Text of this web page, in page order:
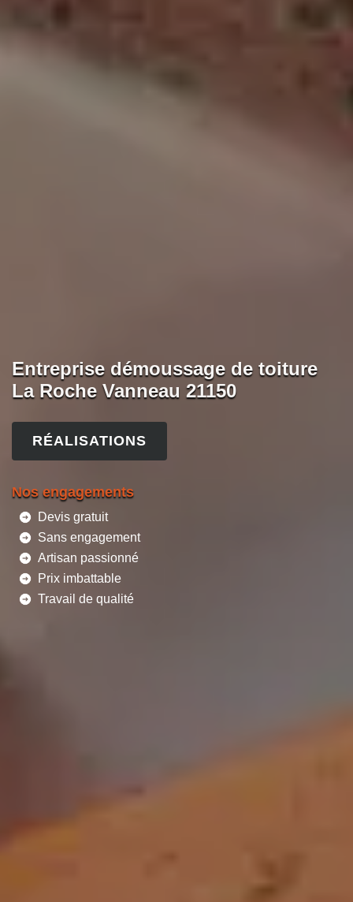
Entreprise démoussage de toiture
La Roche Vanneau 21150
RÉALISATIONS
Nos engagements
Devis gratuit
Sans engagement
Artisan passionné
Prix imbattable
Travail de qualité